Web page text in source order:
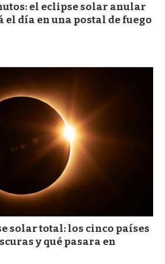
el eclipse solar anular
día en una postal de fuego
solar total: los cinco países
y qué pasara en